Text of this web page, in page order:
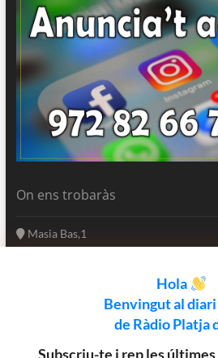
Hola
Benvingut al
de Ràdio Platja
Subscriu-te i rep les
On ens trobaràs
Masia Bas,1
17250 Platja d'Aro
informatius@rpa.cat